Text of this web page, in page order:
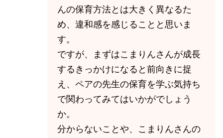
んの保育方法とは大きく異なるた
め、違和感を感じることと思いま
す。
ですが、まずはこまりんさんが成長
するきっかけになると前向きに捉
え、ペアの先生の保育を学ぶ気持ち
で関わってみてはいかがでしょう
か。
分からないことや、こまりんさんの